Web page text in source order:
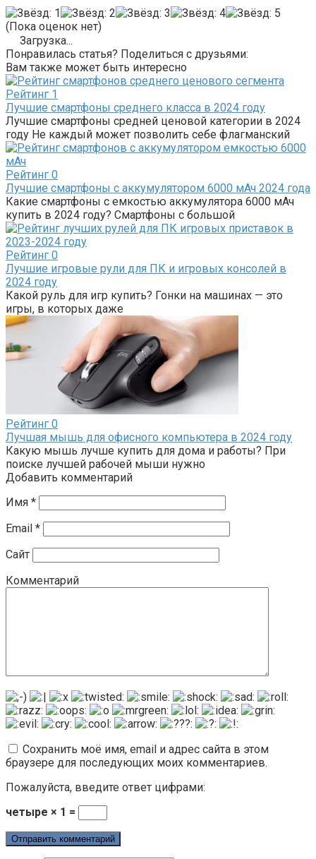
(Пока оценок нет)
Загрузка...
Понравилась статья? Поделиться с друзьями:
Вам также может быть интересно
Рейтинг 1
Лучшие смартфоны среднего класса в 2024 году
Лучшие смартфоны средней ценовой категории в 2024
году Не каждый может позволить себе флагманский
Рейтинг 0
Лучшие смартфоны с аккумулятором 6000 мАч 2024 года
Какие смартфоны с емкостью аккумулятора 6000 мАч
купить в 2024 году? Смартфоны с большой
Рейтинг 0
Лучшие игровые рули для ПК и игровых консолей в
2024 году
Какой руль для игр купить? Гонки на машинах — это
игры, в которых даже
Рейтинг 0
Лучшая мышь для офисного компьютера в 2024 году
Какую мышь лучше купить для дома и работы? При
поиске лучшей рабочей мыши нужно
Добавить комментарий
Имя *
Email *
Сайт
Комментарий
Сохранить моё имя, email и адрес сайта в этом
браузере для последующих моих комментариев.
Пожалуйста, введите ответ цифрами:
четыре × 1 =